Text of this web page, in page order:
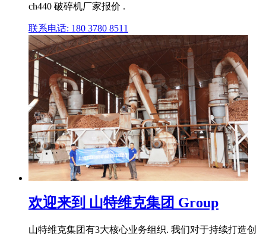
ch440 破碎机厂家报价 .
联系电话: 180 3780 8511
欢迎来到 山特维克集团 Group
山特维克集团有3大核心业务组织. 我们对于持续打造创